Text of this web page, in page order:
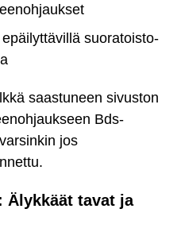
suoratoisto-
saastuneen sivuston
Bds-
jos
Älykkäät tavat ja